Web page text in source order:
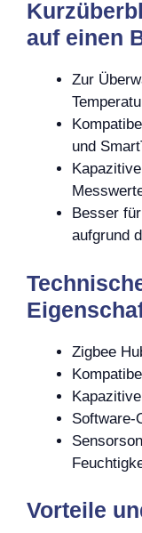
auf einen
Zur
und
Besser
aufgrund
Zigbee
Software-
Vorteile